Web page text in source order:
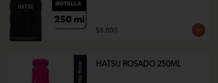
$8.800
HATSU ROSADO 250ML